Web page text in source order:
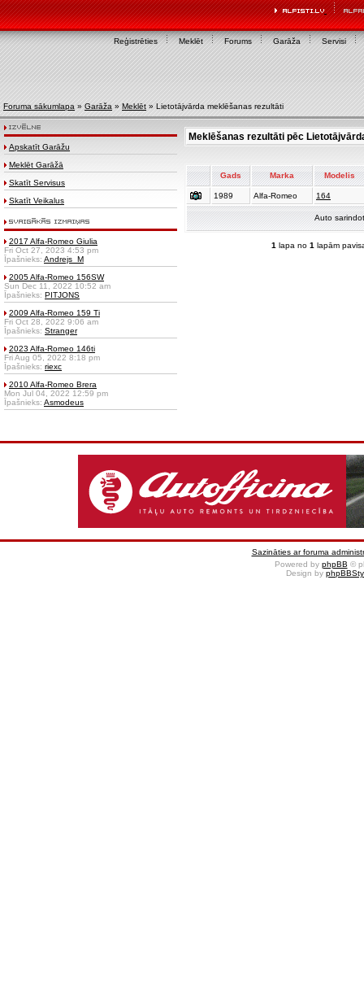
Reģistrēties Meklēt Forums Garāža Servisi
Foruma sākumlapa » Garāža » Meklēt » Lietotājvārda meklēšanas rezultāti
Apskatīt Garāžu
Meklēt Garāžā
Skatīt Servisus
Skatīt Veikalus
2017 Alfa-Romeo Giulia
Fri Oct 27, 2023 4:53 pm
Īpašnieks: Andrejs_M
2005 Alfa-Romeo 156SW
Sun Dec 11, 2022 10:52 am
Īpašnieks: PITJONS
2009 Alfa-Romeo 159 Ti
Fri Oct 28, 2022 9:06 am
Īpašnieks: Stranger
2023 Alfa-Romeo 146ti
Fri Aug 05, 2022 8:18 pm
Īpašnieks: riexc
2010 Alfa-Romeo Brera
Mon Jul 04, 2022 12:59 pm
Īpašnieks: Asmodeus
Meklēšanas rezultāti pēc
Gads Marka Modelis
1989 Alfa-Romeo 164
Auto
1 lapa no 1 lapām
Sazināties ar foruma
Powered by phpBB ©
Design by